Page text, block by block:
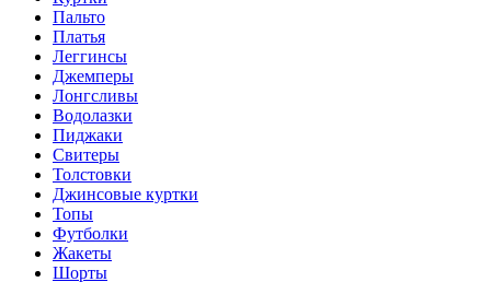
Пальто
Платья
Леггинсы
Джемперы
Лонгсливы
Водолазки
Пиджаки
Свитеры
Толстовки
Джинсовые куртки
Топы
Футболки
Жакеты
Шорты